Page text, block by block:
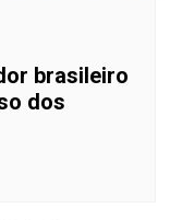
brasileiro
dos